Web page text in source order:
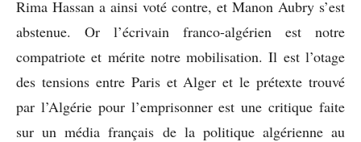
Rima Hassan a ainsi voté contre, et Manon Aubry s’est
abstenue. Or l’écrivain franco-algérien est notre
compatriote et mérite notre mobilisation. Il est l’otage
des tensions entre Paris et Alger et le prétexte trouvé
par l’Algérie pour l’emprisonner est une critique faite
sur un média français de la politique algérienne au